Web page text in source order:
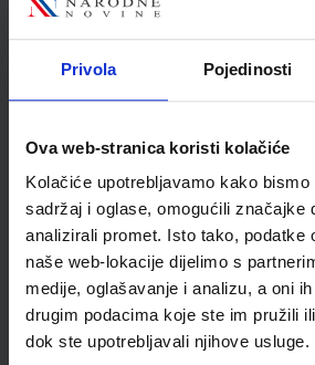
Privola Pojedinosti
Ova web-stranica koristi kolačiće
Kolačiće upotrebljavamo kako
sadržaj i oglase, omogućili značajke
analizirali promet. Isto tako, podatke
naše web-lokacije dijelimo s
medije, oglašavanje i analizu, a oni
drugim podacima koje ste im pružili
dok ste upotrebljavali njihove usluge.
Detalji proizvoda
Šifra proizvoda
kom